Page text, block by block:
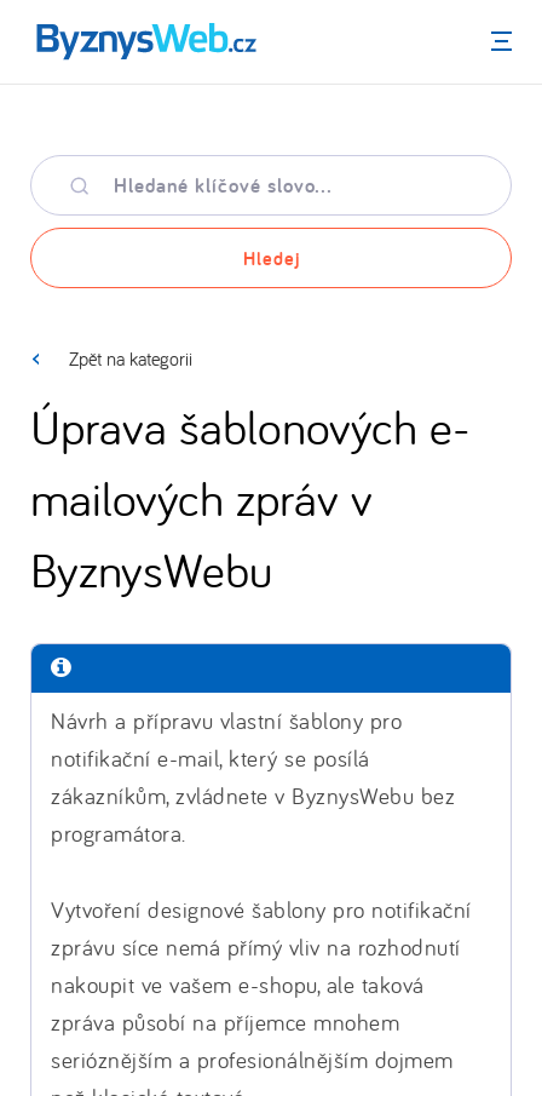
Menu
Hledané
klíčové
slovo
Hledej
Zpět na kategorii
Úprava šablonových e-
mailových zpráv v
ByznysWebu
Návrh a přípravu vlastní šablony pro
notifikační e-mail, který se posílá
zákazníkům, zvládnete v ByznysWebu bez
programátora.
Vytvoření designové šablony pro notifikační
zprávu síce nemá přímý vliv na rozhodnutí
nakoupit ve vašem e-shopu, ale taková
zpráva působí na příjemce mnohem
serióznějším a profesionálnějším dojmem